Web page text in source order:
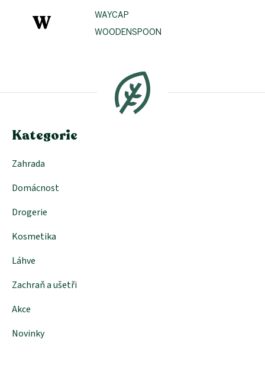
W
WAYCAP
WOODENSPOON
a
Kategorie
Zahrada
Domácnost
Drogerie
Kosmetika
Láhve
Zachraň a ušetři
Akce
Novinky